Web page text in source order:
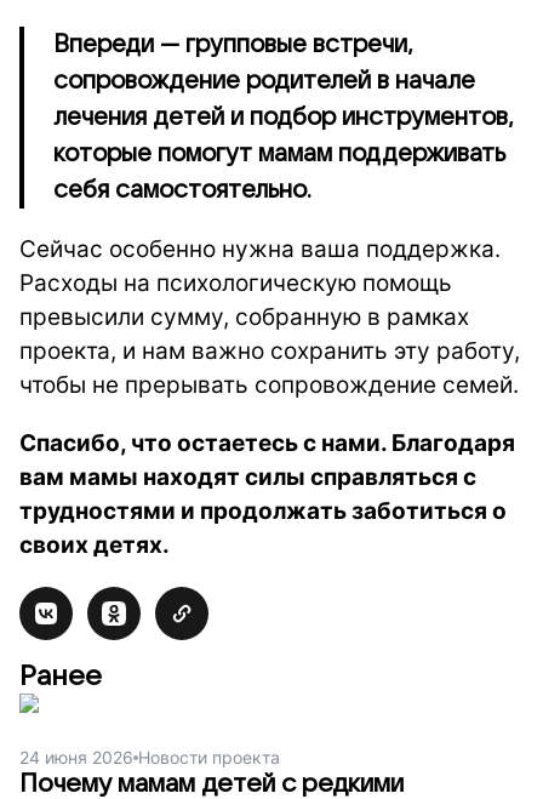
Впереди — групповые встречи,
сопровождение родителей в начале
лечения детей и подбор инструментов,
которые помогут мамам поддерживать
себя самостоятельно.
Сейчас особенно нужна ваша поддержка.
Расходы на психологическую помощь
превысили сумму, собранную в рамках
проекта, и нам важно сохранить эту работу,
чтобы не прерывать сопровождение семей.
Спасибо, что остаетесь с нами. Благодаря
вам мамы находят силы справляться с
трудностями и продолжать заботиться о
своих детях.
Ранее
24 июня 2026 Новости проекта
Почему мамам детей с редкими